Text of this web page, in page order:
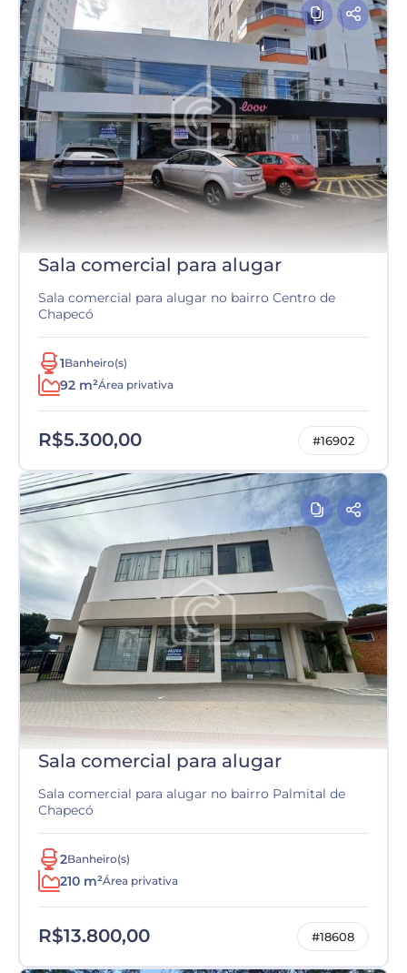
Sala comercial para alugar
Sala comercial para alugar no bairro Centro de
Chapecó
1Banheiro(s)
92 m²Área privativa
R$5.300,00 #16902
Sala comercial para alugar
Sala comercial para alugar no bairro Palmital de
Chapecó
2Banheiro(s)
210 m²Área privativa
R$13.800,00 #18608